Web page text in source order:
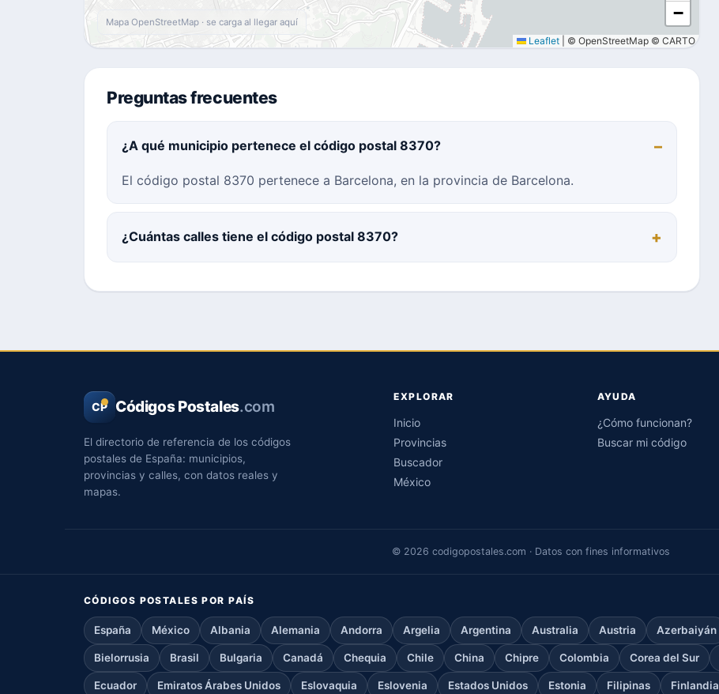
−
Leaflet © OpenStreetMap © CARTO
Mapa OpenStreetMap · se carga al llegar aquí
Preguntas frecuentes
¿A qué municipio pertenece el código postal 8370?
El código postal 8370 pertenece a Barcelona, en la provincia de Barcelona.
¿Cuántas calles tiene el código postal 8370?
CP Códigos Postales.com
El directorio de referencia de los códigos
postales de España: municipios,
provincias y calles, con datos reales y
mapas.
EXPLORAR
Inicio
Provincias
Buscador
México
AYUDA
¿Cómo funcionan?
Buscar mi código
© 2026 codigopostales.com · Datos con fines informativos
CÓDIGOS POSTALES POR PAÍS
España México Albania Alemania Andorra Argelia Argentina Australia Austria Azerbaiyán
Bielorrusia Brasil Bulgaria Canadá Chequia Chile China Chipre Colombia Corea del Sur
Ecuador Emiratos Árabes Unidos Eslovaquia Eslovenia Estados Unidos Estonia Filipinas Finlandia